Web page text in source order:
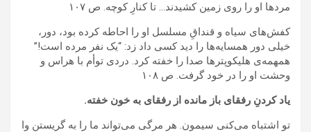
مردها او را روی زمین کشیدند… تا کنارِ کوچه. ص ۱٠۷
کفش‌های سیاه و قنداقِ مسلسل او را احاطه کرده بود، دور،
خیلی دور همسایه‌ها را دید کسی داد زد: “یک نفر مرده است!”
همهمه‌ی هلیکوپترها صدا را خفته کرد. دردی توأم با هراس و
وحشت او را در خود گرفت. ص ۱٠۸
یاد کردنِ رفقای باز مانده از رفقای به خون خفته.
تو اشتباه می‌کنی سیمون. هر مرگی می‌تواند ما را به گریستن وا